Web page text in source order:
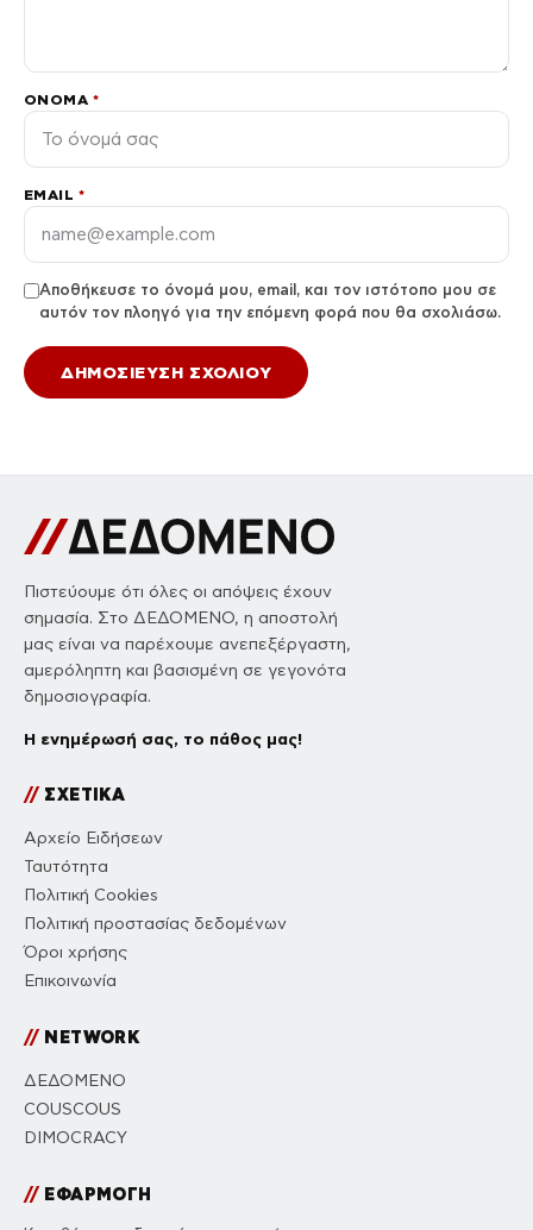
ΌΝΟΜΑ *
EMAIL *
Αποθήκευσε το όνομά μου, email, και τον ιστότοπο μου σε
αυτόν τον πλοηγό για την επόμενη φορά που θα σχολιάσω.
Πιστεύουμε ότι όλες οι απόψεις έχουν
σημασία. Στο ΔΕΔΟΜΕΝΟ, η αποστολή
μας είναι να παρέχουμε ανεπεξέργαστη,
αμερόληπτη και βασισμένη σε γεγονότα
δημοσιογραφία.
Η ενημέρωσή σας, το πάθος μας!
//ΣΧΕΤΙΚΑ
Αρχείο Ειδήσεων
Ταυτότητα
Πολιτική Cookies
Πολιτική προστασίας δεδομένων
Όροι χρήσης
Επικοινωνία
//NETWORK
ΔΕΔΟΜΕΝΟ
COUSCOUS
DIMOCRACY
//ΕΦΑΡΜΟΓΗ